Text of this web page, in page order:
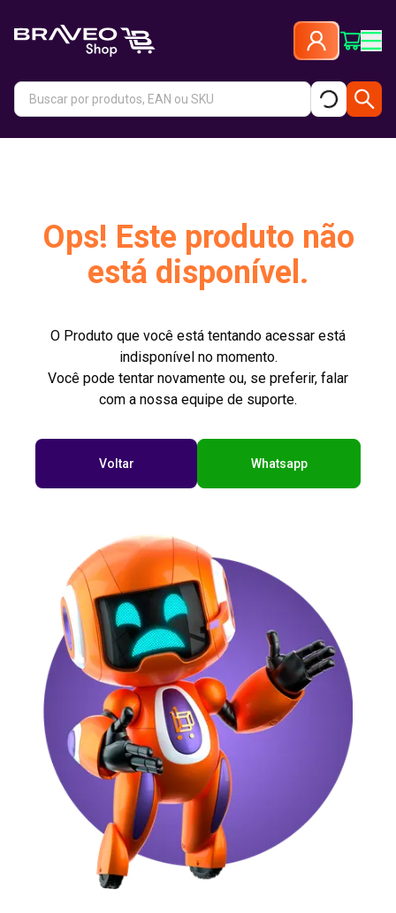
Ops! Este produto não
está disponível.
O Produto que você está tentando acessar está
indisponível no momento.
Você pode tentar novamente ou, se preferir, falar
com a nossa equipe de suporte.
Voltar Whatsapp